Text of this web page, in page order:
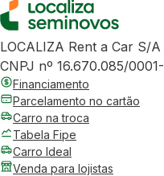
LOCALIZA Rent a Car S/A
CNPJ nº 16.670.085/
Financiamento
Parcelamento no cartão
Carro na troca
Tabela Fipe
Carro Ideal
Venda para lojistas